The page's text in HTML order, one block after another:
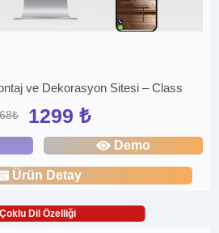
ve Dekorasyon Sitesi – Class
1299 ₺
Demo
Ürün Detay
Çoklu Dil Özelliği